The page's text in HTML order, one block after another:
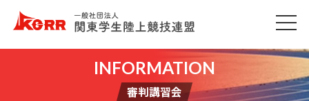
審判講習会